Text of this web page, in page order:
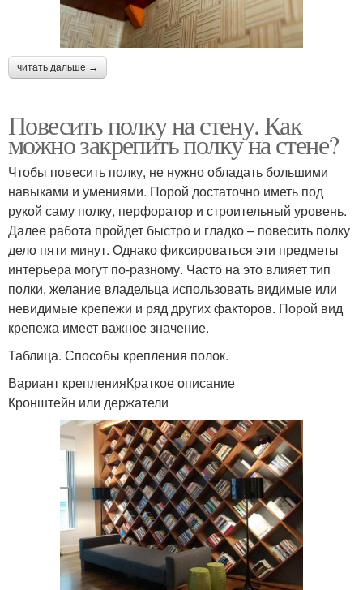
читать дальше →
Повесить полку на стену. Как
можно закрепить полку на стене?
Чтобы повесить полку, не нужно обладать большими
навыками и умениями. Порой достаточно иметь под
рукой саму полку, перфоратор и строительный уровень.
Далее работа пройдет быстро и гладко – повесить полку
дело пяти минут. Однако фиксироваться эти предметы
интерьера могут по-разному. Часто на это влияет тип
полки, желание владельца использовать видимые или
невидимые крепежи и ряд других факторов. Порой вид
крепежа имеет важное значение.
Таблица. Способы крепления полок.
Вариант крепленияКраткое описание
Кронштейн или держатели